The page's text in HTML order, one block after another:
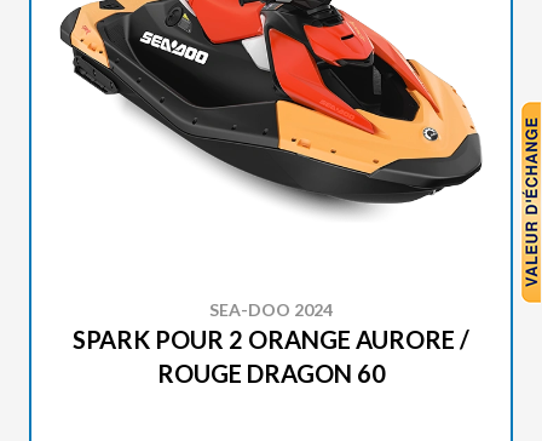
SEA-DOO 2024
SPARK POUR 2 ORANGE AURORE /
ROUGE DRAGON 60